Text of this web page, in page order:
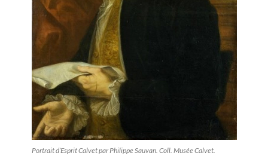
Portrait d’Esprit Calvet par Philippe Sauvan. Coll. Musée Calvet.